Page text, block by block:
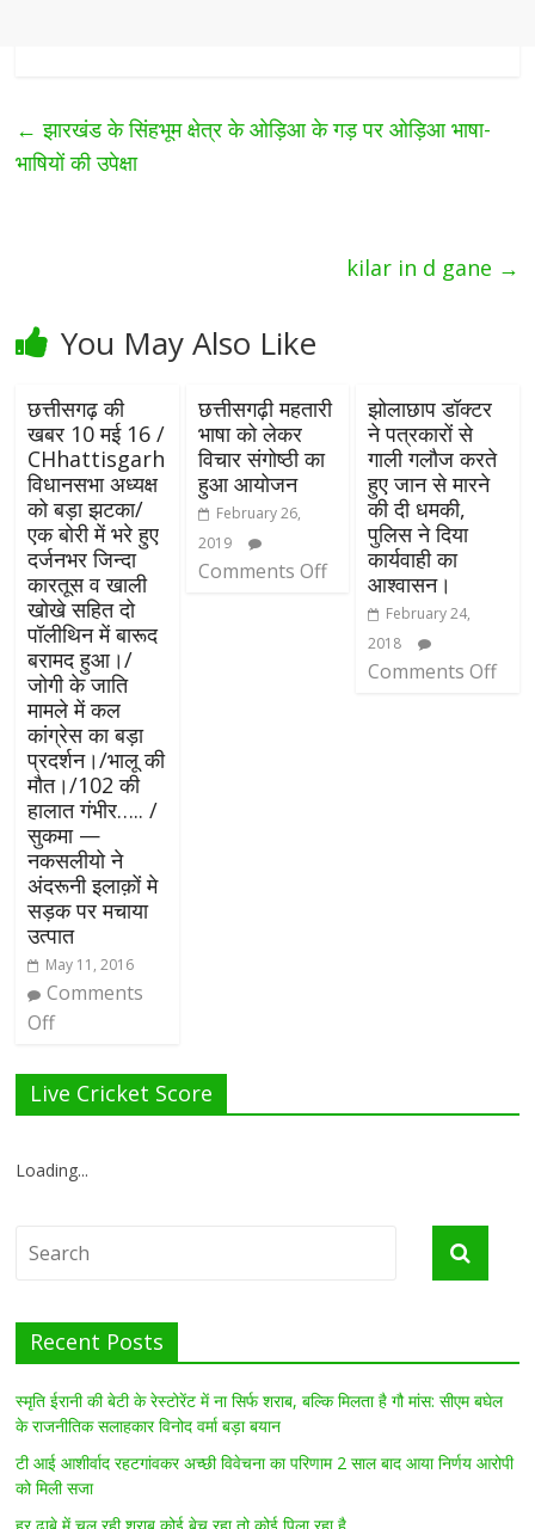
← झारखंड के सिंहभूम क्षेत्र के ओड़िआ के गड़ पर ओड़िआ भाषा-
भाषियों की उपेक्षा
kilar in d gane →
You May Also Like
छत्तीसगढ़ की
खबर 10 मई 16 /
CHhattisgarh
विधानसभा अध्यक्ष
को बड़ा झटका/
एक बोरी में भरे हुए
दर्जनभर जिन्दा
कारतूस व खाली
खोखे सहित दो
पॉलीथिन में बारूद
बरामद हुआ।/
जोगी के जाति
मामले में कल
कांग्रेस का बड़ा
प्रदर्शन।/भालू की
मौत।/102 की
हालात गंभीर….. /
सुकमा —
नकसलीयो ने
अंदरूनी इलाक़ों मे
सड़क पर मचाया
उत्पात
May 11, 2016
Comments
Off
छत्तीसगढ़ी महतारी
भाषा को लेकर
विचार संगोष्ठी का
हुआ आयोजन
February 26,
2019
Comments Off
झोलाछाप डॉक्टर
ने पत्रकारों से
गाली गलौज करते
हुए जान से मारने
की दी धमकी,
पुलिस ने दिया
कार्यवाही का
आश्वासन।
February 24,
2018
Comments Off
Live Cricket Score
Loading...
Recent Posts
स्मृति ईरानी की बेटी के रेस्टोरेंट में ना सिर्फ शराब, बल्कि मिलता है गौ मांस: सीएम बघेल
के राजनीतिक सलाहकार विनोद वर्मा बड़ा बयान
टी आई आशीर्वाद रहटगांवकर अच्छी विवेचना का परिणाम 2 साल बाद आया निर्णय आरोपी
को मिली सजा